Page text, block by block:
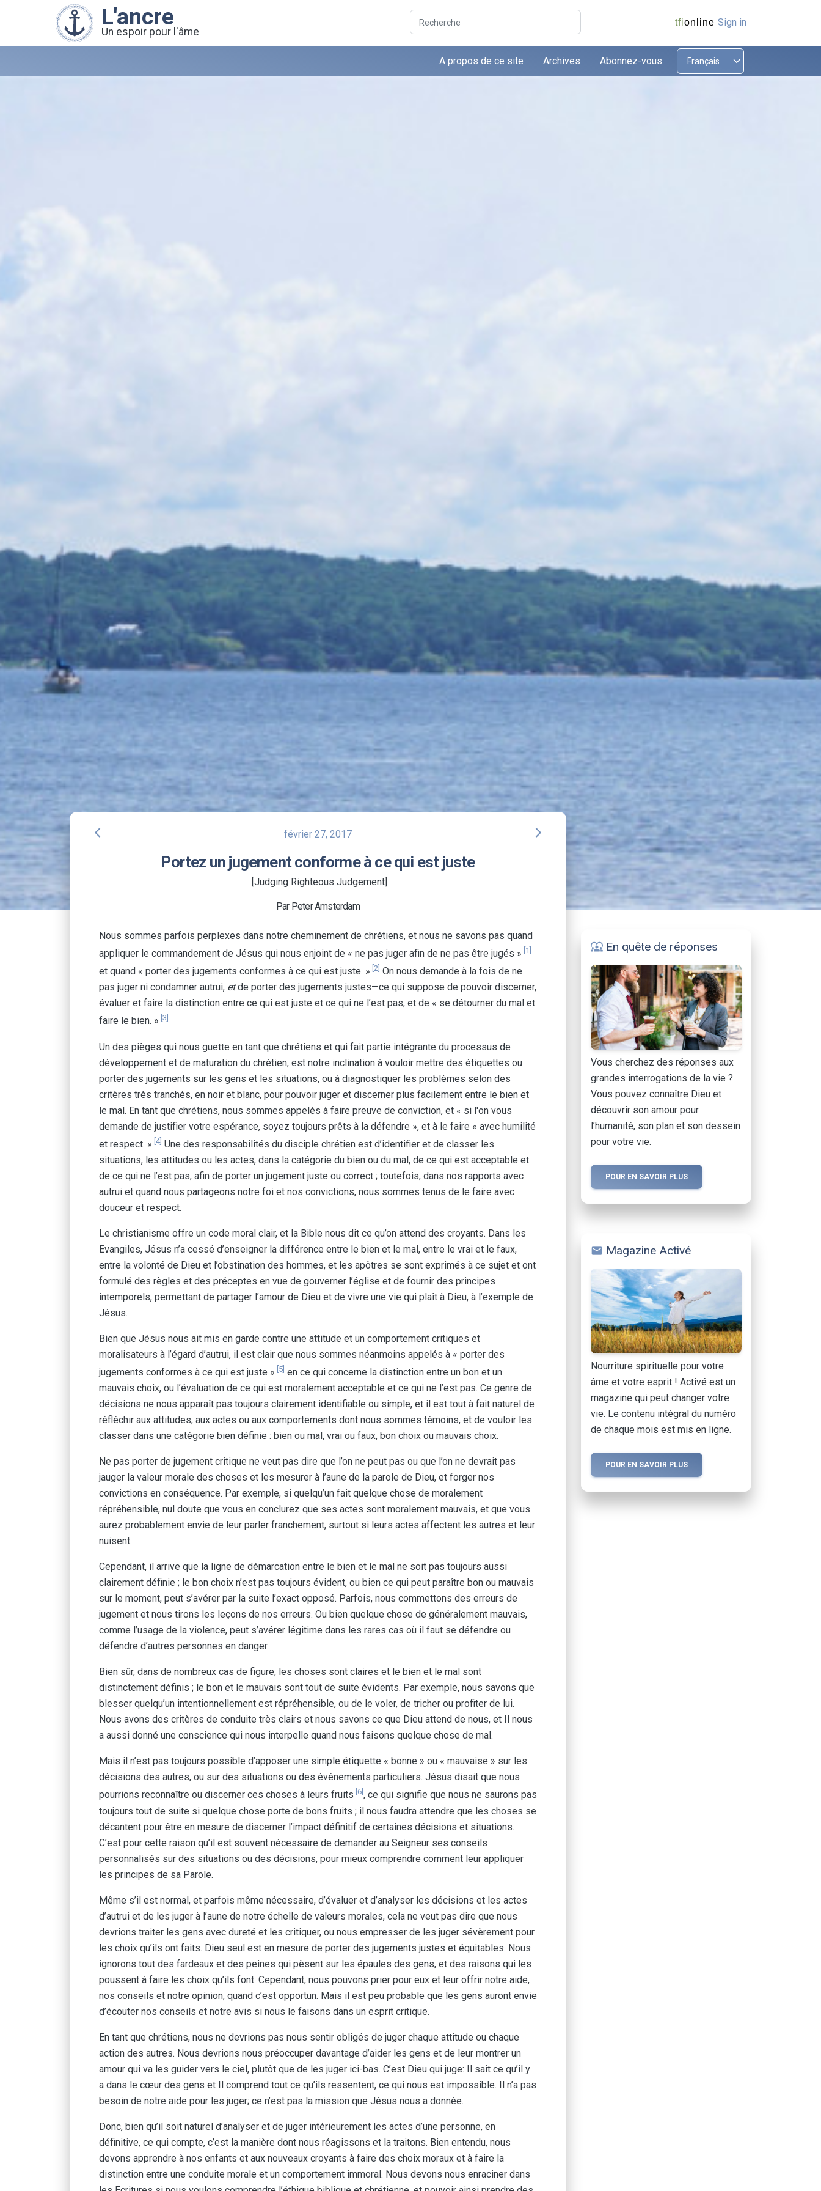
L'ancre
Un espoir pour l'âme
Recherche tfionline Sign in
A propos de ce site Archives Abonnez-vous
arrow_back_ios février 27, 2017 arrow_forward_ios
Portez un jugement conforme à ce qui est juste
[Judging Righteous Judgement]
Par Peter Amsterdam
Nous sommes parfois perplexes dans notre cheminement de chrétiens, et nous ne savons pas quand
appliquer le commandement de Jésus qui nous enjoint de « ne pas juger afin de ne pas être jugés » [1]
et quand « porter des jugements conformes à ce qui est juste. » [2] On nous demande à la fois de ne
pas juger ni condamner autrui, etde porter des jugements justes—ce qui suppose de pouvoir discerner,
évaluer et faire la distinction entre ce qui est juste et ce qui ne l’est pas, et de « se détourner du mal et
faire le bien. » [3]
Un des pièges qui nous guette en tant que chrétiens et qui fait partie intégrante du processus de
développement et de maturation du chrétien, est notre inclination à vouloir mettre des étiquettes ou
porter des jugements sur les gens et les situations, ou à diagnostiquer les problèmes selon des
critères très tranchés, en noir et blanc, pour pouvoir juger et discerner plus facilement entre le bien et
le mal. En tant que chrétiens, nous sommes appelés à faire preuve de conviction, et « si l'on vous
demande de justifier votre espérance, soyez toujours prêts à la défendre », et à le faire « avec humilité
et respect. » [4] Une des responsabilités du disciple chrétien est d’identifier et de classer les
situations, les attitudes ou les actes, dans la catégorie du bien ou du mal, de ce qui est acceptable et
de ce qui ne l’est pas, afin de porter un jugement juste ou correct ; toutefois, dans nos rapports avec
autrui et quand nous partageons notre foi et nos convictions, nous sommes tenus de le faire avec
douceur et respect.
Le christianisme offre un code moral clair, et la Bible nous dit ce qu’on attend des croyants. Dans les
Evangiles, Jésus n’a cessé d’enseigner la différence entre le bien et le mal, entre le vrai et le faux,
entre la volonté de Dieu et l’obstination des hommes, et les apôtres se sont exprimés à ce sujet et ont
formulé des règles et des préceptes en vue de gouverner l’église et de fournir des principes
intemporels, permettant de partager l’amour de Dieu et de vivre une vie qui plaît à Dieu, à l’exemple de
Jésus.
Bien que Jésus nous ait mis en garde contre une attitude et un comportement critiques et
moralisateurs à l’égard d’autrui, il est clair que nous sommes néanmoins appelés à « porter des
jugements conformes à ce qui est juste » [5] en ce qui concerne la distinction entre un bon et un
mauvais choix, ou l’évaluation de ce qui est moralement acceptable et ce qui ne l’est pas. Ce genre de
décisions ne nous apparaît pas toujours clairement identifiable ou simple, et il est tout à fait naturel de
réfléchir aux attitudes, aux actes ou aux comportements dont nous sommes témoins, et de vouloir les
classer dans une catégorie bien définie : bien ou mal, vrai ou faux, bon choix ou mauvais choix.
Ne pas porter de jugement critique ne veut pas dire que l’on ne peut pas ou que l’on ne devrait pas
jauger la valeur morale des choses et les mesurer à l’aune de la parole de Dieu, et forger nos
convictions en conséquence. Par exemple, si quelqu’un fait quelque chose de moralement
répréhensible, nul doute que vous en conclurez que ses actes sont moralement mauvais, et que vous
aurez probablement envie de leur parler franchement, surtout si leurs actes affectent les autres et leur
nuisent.
Cependant, il arrive que la ligne de démarcation entre le bien et le mal ne soit pas toujours aussi
clairement définie ; le bon choix n’est pas toujours évident, ou bien ce qui peut paraître bon ou mauvais
sur le moment, peut s’avérer par la suite l’exact opposé. Parfois, nous commettons des erreurs de
jugement et nous tirons les leçons de nos erreurs. Ou bien quelque chose de généralement mauvais,
comme l’usage de la violence, peut s’avérer légitime dans les rares cas où il faut se défendre ou
défendre d’autres personnes en danger.
Bien sûr, dans de nombreux cas de figure, les choses sont claires et le bien et le mal sont
distinctement définis ; le bon et le mauvais sont tout de suite évidents. Par exemple, nous savons que
blesser quelqu’un intentionnellement est répréhensible, ou de le voler, de tricher ou profiter de lui.
Nous avons des critères de conduite très clairs et nous savons ce que Dieu attend de nous, et Il nous
a aussi donné une conscience qui nous interpelle quand nous faisons quelque chose de mal.
Mais il n’est pas toujours possible d’apposer une simple étiquette « bonne » ou « mauvaise » sur les
décisions des autres, ou sur des situations ou des événements particuliers. Jésus disait que nous
pourrions reconnaître ou discerner ces choses à leurs fruits [6] , ce qui signifie que nous ne saurons pas
toujours tout de suite si quelque chose porte de bons fruits ; il nous faudra attendre que les choses se
décantent pour être en mesure de discerner l’impact définitif de certaines décisions et situations.
C’est pour cette raison qu’il est souvent nécessaire de demander au Seigneur ses conseils
personnalisés sur des situations ou des décisions, pour mieux comprendre comment leur appliquer
les principes de sa Parole.
Même s’il est normal, et parfois même nécessaire, d’évaluer et d’analyser les décisions et les actes
d’autrui et de les juger à l’aune de notre échelle de valeurs morales, cela ne veut pas dire que nous
devrions traiter les gens avec dureté et les critiquer, ou nous empresser de les juger sévèrement pour
les choix qu’ils ont faits. Dieu seul est en mesure de porter des jugements justes et équitables. Nous
ignorons tout des fardeaux et des peines qui pèsent sur les épaules des gens, et des raisons qui les
poussent à faire les choix qu’ils font. Cependant, nous pouvons prier pour eux et leur offrir notre aide,
nos conseils et notre opinion, quand c’est opportun. Mais il est peu probable que les gens auront envie
d’écouter nos conseils et notre avis si nous le faisons dans un esprit critique.
En tant que chrétiens, nous ne devrions pas nous sentir obligés de juger chaque attitude ou chaque
action des autres. Nous devrions nous préoccuper davantage d’aider les gens et de leur montrer un
amour qui va les guider vers le ciel, plutôt que de les juger ici-bas. C’est Dieu qui juge: Il sait ce qu’il y
a dans le cœur des gens et Il comprend tout ce qu’ils ressentent, ce qui nous est impossible. Il n’a pas
besoin de notre aide pour les juger; ce n’est pas la mission que Jésus nous a donnée.
Donc, bien qu’il soit naturel d’analyser et de juger intérieurement les actes d’une personne, en
définitive, ce qui compte, c’est la manière dont nous réagissons et la traitons. Bien entendu, nous
devons apprendre à nos enfants et aux nouveaux croyants à faire des choix moraux et à faire la
distinction entre une conduite morale et un comportement immoral. Nous devons nous enraciner dans
diversity_1 En quête de réponses
Vous cherchez des réponses aux
grandes interrogations de la vie ?
Vous pouvez connaître Dieu et
découvrir son amour pour
l’humanité, son plan et son dessein
pour votre vie.
POUR EN SAVOIR PLUS
mail Magazine Activé
Nourriture spirituelle pour votre
âme et votre esprit ! Activé est un
magazine qui peut changer votre
vie. Le contenu intégral du numéro
de chaque mois est mis en ligne.
POUR EN SAVOIR PLUS